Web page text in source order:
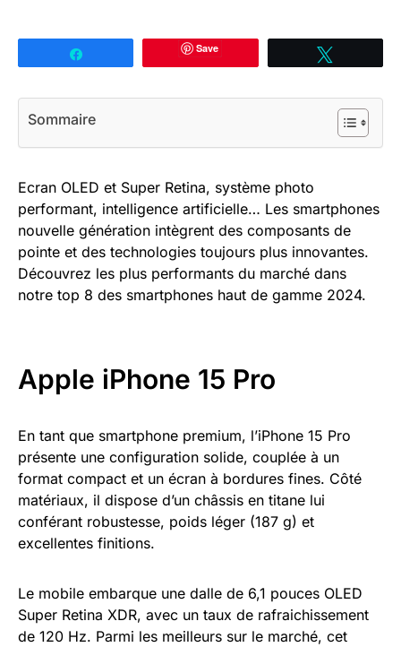
Save
Sommaire
Ecran OLED et Super Retina, système photo
performant, intelligence artificielle… Les smartphones
nouvelle génération intègrent des composants de
pointe et des technologies toujours plus innovantes.
Découvrez les plus performants du marché dans
notre top 8 des smartphones haut de gamme 2024.
Apple iPhone 15 Pro
En tant que smartphone premium, l’iPhone 15 Pro
présente une configuration solide, couplée à un
format compact et un écran à bordures fines. Côté
matériaux, il dispose d’un châssis en titane lui
conférant robustesse, poids léger (187 g) et
excellentes finitions.
Le mobile embarque une dalle de 6,1 pouces OLED
Super Retina XDR, avec un taux de rafraichissement
de 120 Hz. Parmi les meilleurs sur le marché, cet